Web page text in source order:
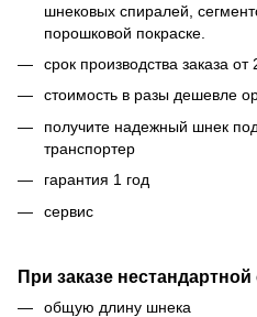
шнековых спиралей,
порошковой покраске.
срок производства заказа
стоимость в разы дешевле
получите надежный шнек
транспортер
гарантия 1 год
сервис
При заказе
общую длину шнека